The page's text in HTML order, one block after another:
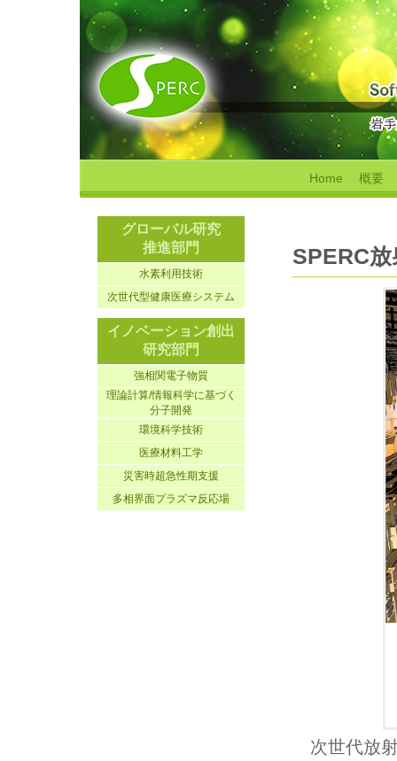
Home 概要
グローバル研究
推進部門
水素利用技術
次世代型健康医療システム
イノベーション創出
研究部門
強相関電子物質
理論計算/情報科学に基づく
分子開発
環境科学技術
医療材料工学
災害時超急性期支援
多相界面プラズマ反応場
SPERC
次世代放射